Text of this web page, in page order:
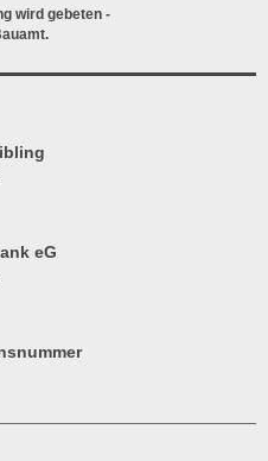
wird gebeten -
eG